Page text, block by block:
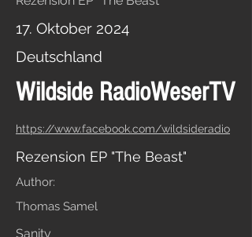
17. Oktober 2024
Deutschland
Wildside RadioWeserTV
https://www.facebook.com/wildsideradio
Rezension EP "The Beast"
Author:
Thomas Samel
Sanity